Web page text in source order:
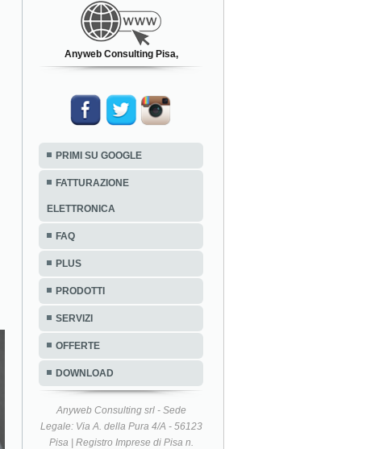
Anyweb Consulting Pisa,
PRIMI SU GOOGLE
FATTURAZIONE
ELETTRONICA
FAQ
PLUS
PRODOTTI
SERVIZI
OFFERTE
DOWNLOAD
Anyweb Consulting srl - Sede
Legale: Via A. della Pura 4/A - 56123
Pisa | Registro Imprese di Pisa n.